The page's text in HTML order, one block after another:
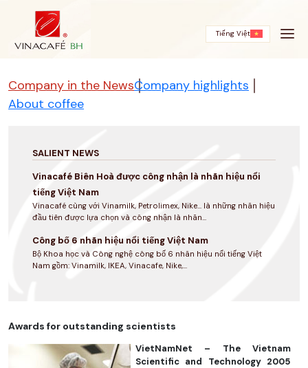
Tiếng Việt
Company in the NewsCompany highlights
About coffee
SALIENT NEWS
Vinacafé Biên Hoà được công nhận là nhãn hiệu nổi
tiếng Việt Nam
Vinacafé cùng với Vinamilk, Petrolimex, Nike... là những nhãn hiệu
đầu tiên được lựa chọn và công nhận là nhãn...
Công bố 6 nhãn hiệu nổi tiếng Việt Nam
Bộ Khoa học và Công nghệ công bố 6 nhãn hiệu nổi tiếng Việt
Nam gồm: Vinamilk, IKEA, Vinacafe, Nike,...
Awards for outstanding scientists
VietNamNet – The Vietnam
Scientific and Technology 2005